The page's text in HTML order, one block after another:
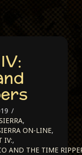
,
ON-LINE,
IV:,
AND THE TIME